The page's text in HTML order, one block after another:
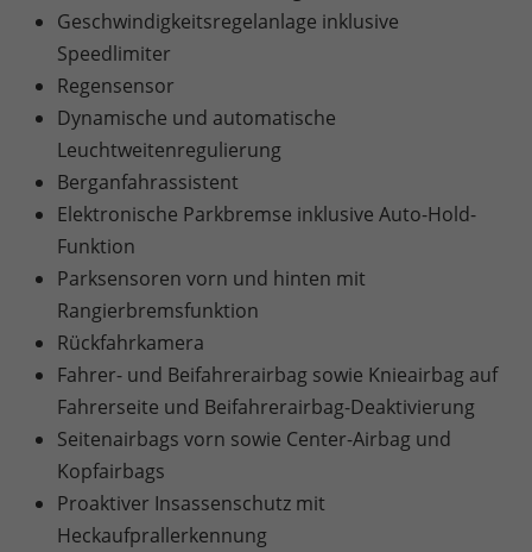
Geschwindigkeitsregelanlage inklusive
Speedlimiter
Regensensor
Dynamische und automatische
Leuchtweitenregulierung
Berganfahrassistent
Elektronische Parkbremse inklusive Auto-Hold-
Funktion
Parksensoren vorn und hinten mit
Rangierbremsfunktion
Rückfahrkamera
Fahrer- und Beifahrerairbag sowie Knieairbag auf
Fahrerseite und Beifahrerairbag-Deaktivierung
Seitenairbags vorn sowie Center-Airbag und
Kopfairbags
Proaktiver Insassenschutz mit
Heckaufprallerkennung